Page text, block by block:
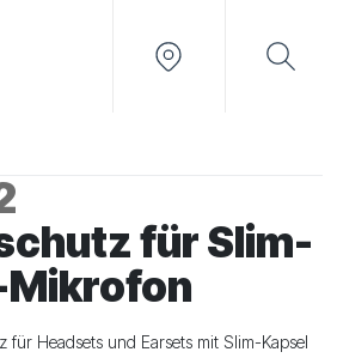
für Slim-
Headsets und Earsets mit Slim-Kapsel